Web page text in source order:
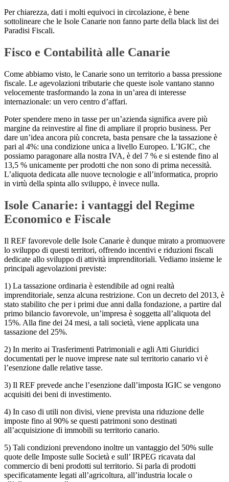
Per chiarezza, dati i molti equivoci in circolazione, è bene
sottolineare che le Isole Canarie non fanno parte della black list dei
Paradisi Fiscali.
Fisco e Contabilità alle Canarie
Come abbiamo visto, le Canarie sono un territorio a bassa pressione
fiscale. Le agevolazioni tributarie che queste isole vantano stanno
velocemente trasformando la zona in un’area di interesse
internazionale: un vero centro d’affari.
Poter spendere meno in tasse per un’azienda significa avere più
margine da reinvestire al fine di ampliare il proprio business. Per
dare un’idea ancora più concreta, basta pensare che la tassazione è
pari al 4%: una condizione unica a livello Europeo. L’IGIC, che
possiamo paragonare alla nostra IVA, è del 7 % e si estende fino al
13,5 % unicamente per prodotti che non sono di prima necessità.
L’aliquota dedicata alle nuove tecnologie e all’informatica, proprio
in virtù della spinta allo sviluppo, è invece nulla.
Isole Canarie: i vantaggi del Regime
Economico e Fiscale
Il REF favorevole delle Isole Canarie è dunque mirato a promuovere
lo sviluppo di questi territori, offrendo incentivi e riduzioni fiscali
dedicate allo sviluppo di attività imprenditoriali. Vediamo insieme le
principali agevolazioni previste:
1) La tassazione ordinaria è estendibile ad ogni realtà
imprenditoriale, senza alcuna restrizione. Con un decreto del 2013, è
stato stabilito che per i primi due anni dalla fondazione, a partire dal
primo bilancio favorevole, un’impresa è soggetta all’aliquota del
15%. Alla fine dei 24 mesi, a tali società, viene applicata una
tassazione del 25%.
2) In merito ai Trasferimenti Patrimoniali e agli Atti Giuridici
documentati per le nuove imprese nate sul territorio canario vi è
l’esenzione dalle relative tasse.
3) Il REF prevede anche l’esenzione dall’imposta IGIC se vengono
acquisiti dei beni di investimento.
4) In caso di utili non divisi, viene prevista una riduzione delle
imposte fino al 90% se questi patrimoni sono destinati
all’acquisizione di immobili su territorio canario.
5) Tali condizioni prevendono inoltre un vantaggio del 50% sulle
quote delle Imposte sulle Società e sull’ IRPEG ricavata dal
commercio di beni prodotti sul territorio. Si parla di prodotti
specificatamente legati all’agricoltura, all’industria locale o